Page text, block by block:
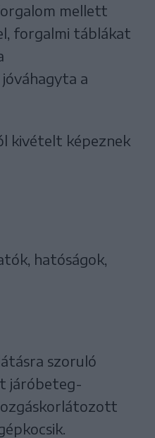
mellett
forgalmi táblákat
a
kivételt képeznek
hatóságok,
szoruló
járóbeteg-